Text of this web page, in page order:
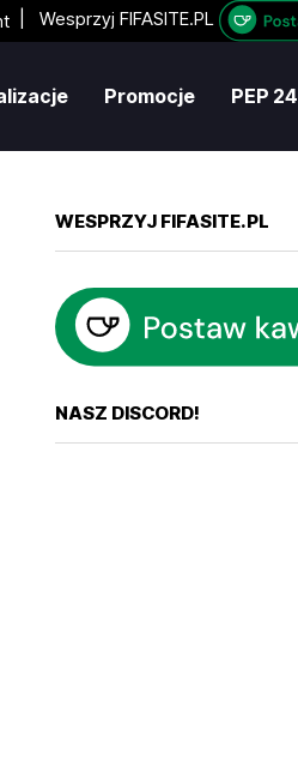
Wesprzyj FIFASITE.PL
Promocje PEP 24
WESPRZYJ FIFASITE.PL
NASZ DISCORD!